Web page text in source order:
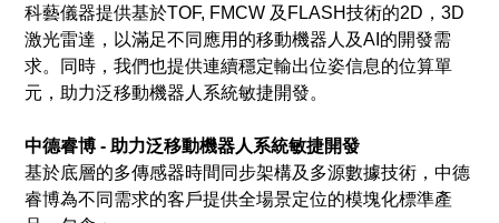
科藝儀器提供基於TOF, FMCW 及FLASH技術的2D，3D
激光雷達，以滿足不同應用的移動機器人及AI的開發需
求。同時，我們也提供連續穩定輸出位姿信息的位算單
元，助力泛移動機器人系統敏捷開發。
中德睿博 -助力泛移動機器人系統敏捷開發
基於底層的多傳感器時間同步架構及多源數據技術，中德
睿博為不同需求的客戶提供全場景定位的模塊化標準產